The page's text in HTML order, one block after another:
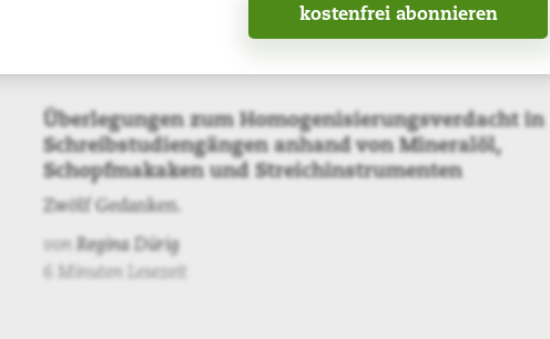
Überlegungen zum Homogenisierungsverdacht in
Schreibstudiengängen anhand von Mineralöl,
Schopfmakaken und Streichinstrumenten
Zwölf Gedanken.
von
Regina Dürig
6 Minuten Lesezeit